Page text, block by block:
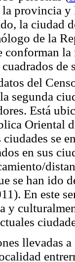
la provincia
la ciudad
de la
conforman
del
segunda
Está
Oriental
se
en sus
se han ido
En este
y
llevadas